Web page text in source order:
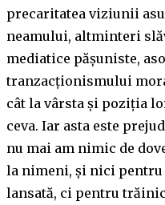
precaritatea viziunii
neamului, altminteri
mediatice pășuniste,
tranzacționismului
cât la vârsta și poziția
ceva. Iar asta este
nu mai am nimic de
la nimeni, și nici
lansată, ci pentru